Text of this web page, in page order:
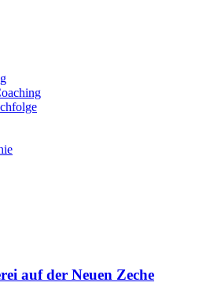
auf der Neuen Zeche